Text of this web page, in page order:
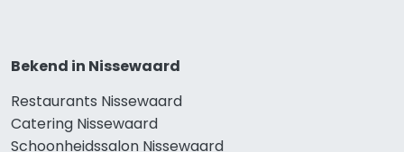
Bekend in Nissewaard
Restaurants Nissewaard
Catering Nissewaard
Schoonheidssalon Nissewaard